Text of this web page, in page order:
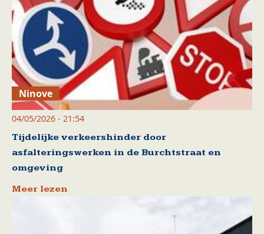
Ninove
04/05/2026 - 21:54
Tijdelijke verkeershinder door
asfalteringswerken in de Burchtstraat en
omgeving
Meer lezen